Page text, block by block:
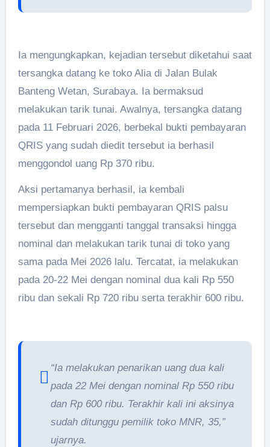
Ia mengungkapkan, kejadian tersebut diketahui saat
tersangka datang ke toko Alia di Jalan Bulak
Banteng Wetan, Surabaya. Ia bermaksud
melakukan tarik tunai. Awalnya, tersangka datang
pada 11 Februari 2026, berbekal bukti pembayaran
QRIS yang sudah diedit tersebut ia berhasil
menggondol uang Rp 370 ribu.
Aksi pertamanya berhasil, ia kembali
mempersiapkan bukti pembayaran QRIS palsu
tersebut dan mengganti tanggal transaksi hingga
nominal dan melakukan tarik tunai di toko yang
sama pada Mei 2026 lalu. Tercatat, ia melakukan
pada 20-22 Mei dengan nominal dua kali Rp 550
ribu dan sekali Rp 720 ribu serta terakhir 600 ribu.
“Ia melakukan penarikan uang dua kali
pada 22 Mei dengan nominal Rp 550 ribu
dan Rp 600 ribu. Terakhir kali ini aksinya
sudah ditunggu pemilik toko MNR, 35,”
ujarnya.